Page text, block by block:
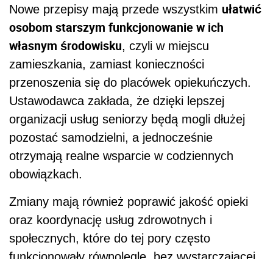
Nowe przepisy mają przede wszystkim ułatwić
osobom starszym funkcjonowanie w ich
własnym środowisku, czyli w miejscu
zamieszkania, zamiast konieczności
przenoszenia się do placówek opiekuńczych.
Ustawodawca zakłada, że dzięki lepszej
organizacji usług seniorzy będą mogli dłużej
pozostać samodzielni, a jednocześnie
otrzymają realne wsparcie w codziennych
obowiązkach.
Zmiany mają również poprawić jakość opieki
oraz koordynację usług zdrowotnych i
społecznych, które do tej pory często